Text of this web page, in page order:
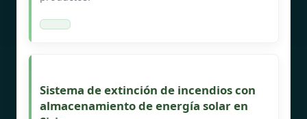
Sistema de extinción de incendios con
almacenamiento de energía solar en